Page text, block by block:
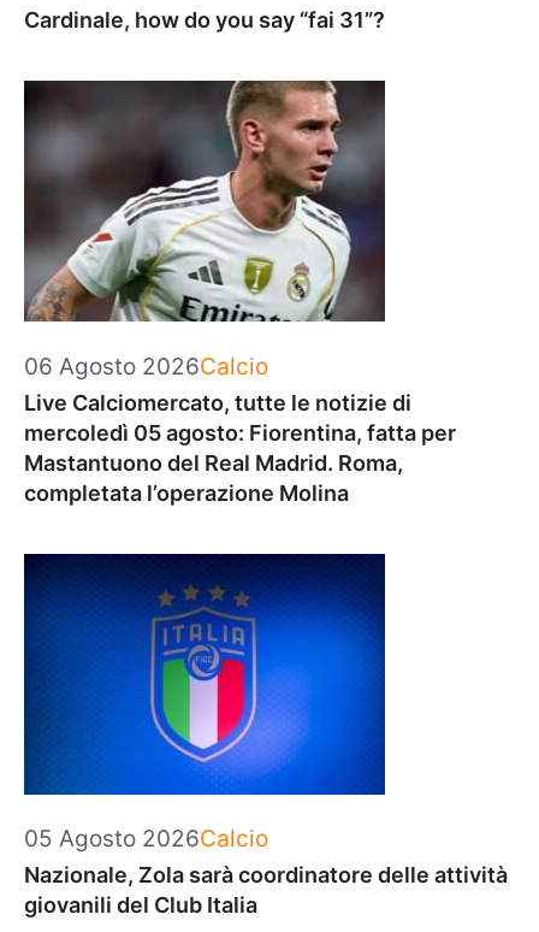
Cardinale, how do you say “fai 31”?
06 Agosto 2026Categorie
Calcio
Live Calciomercato, tutte le notizie di
mercoledì 05 agosto: Fiorentina, fatta per
Mastantuono del Real Madrid. Roma,
completata l’operazione Molina
05 Agosto 2026Categorie
Calcio
Nazionale, Zola sarà coordinatore delle attività
giovanili del Club Italia